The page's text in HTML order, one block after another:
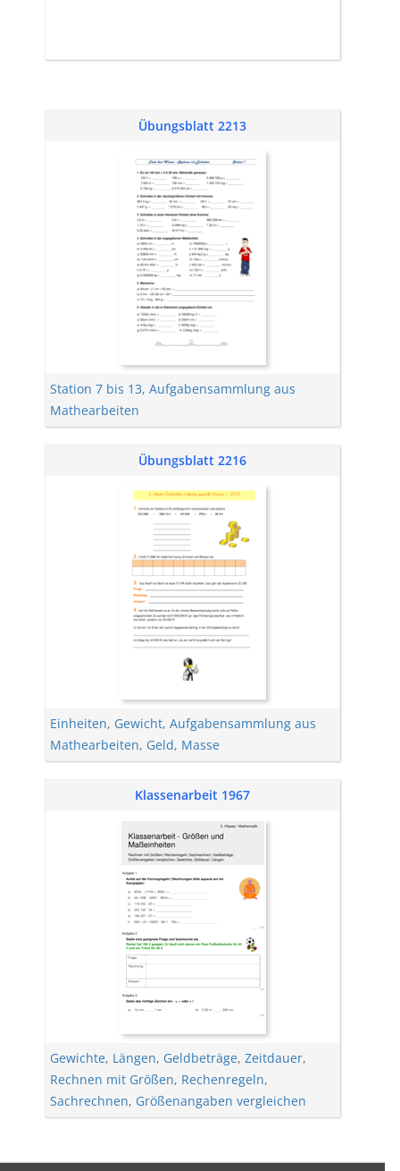
Übungsblatt 2213
Station 7 bis 13, Aufgabensammlung aus
Mathearbeiten
Übungsblatt 2216
Einheiten, Gewicht, Aufgabensammlung aus
Mathearbeiten, Geld, Masse
Klassenarbeit 1967
Gewichte, Längen, Geldbeträge, Zeitdauer,
Rechnen mit Größen, Rechenregeln,
Sachrechnen, Größenangaben vergleichen